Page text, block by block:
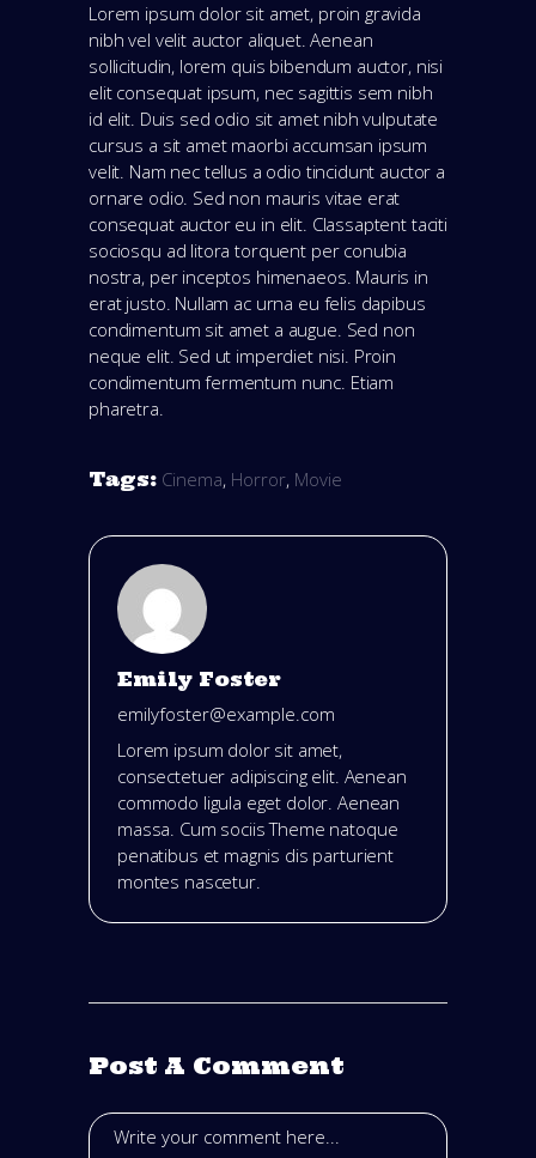
Lorem ipsum dolor sit amet, proin gravida
nibh vel velit auctor aliquet. Aenean
sollicitudin, lorem quis bibendum auctor, nisi
elit consequat ipsum, nec sagittis sem nibh
id elit. Duis sed odio sit amet nibh vulputate
cursus a sit amet maorbi accumsan ipsum
velit. Nam nec tellus a odio tincidunt auctor a
ornare odio. Sed non mauris vitae erat
consequat auctor eu in elit. Classaptent taciti
sociosqu ad litora torquent per conubia
nostra, per inceptos himenaeos. Mauris in
erat justo. Nullam ac urna eu felis dapibus
condimentum sit amet a augue. Sed non
neque elit. Sed ut imperdiet nisi. Proin
condimentum fermentum nunc. Etiam
pharetra.
Tags: Cinema, Horror, Movie
Emily Foster
emilyfoster@example.com
Lorem ipsum dolor sit amet,
consectetuer adipiscing elit. Aenean
commodo ligula eget dolor. Aenean
massa. Cum sociis Theme natoque
penatibus et magnis dis parturient
montes nascetur.
Post A Comment